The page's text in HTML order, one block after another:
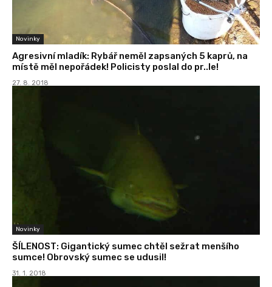
Novinky
Agresivní mladík: Rybář neměl zapsaných 5 kaprů, na
místě měl nepořádek! Policisty poslal do pr..le!
27. 8. 2018
Novinky
ŠÍLENOST: Gigantický sumec chtěl sežrat menšího
sumce! Obrovský sumec se udusil!
31. 1. 2018